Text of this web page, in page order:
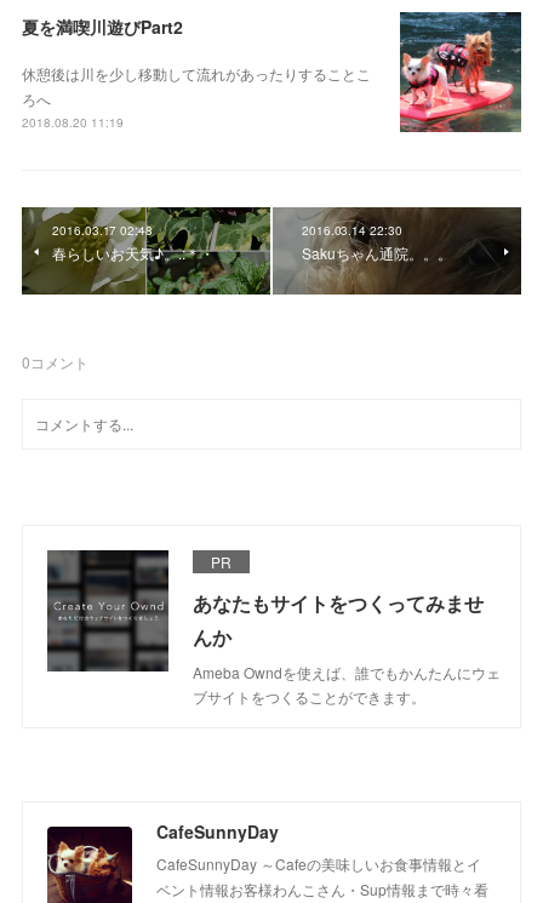
夏を満喫川遊びPart2
休憩後は川を少し移動して流れがあったりすることこ
ろへ
2018.08.20 11:19
2016.03.17 02:48
春らしいお天気♪。.:＊・゜
2016.03.14 22:30
Sakuちゃん通院。。。
0コメント
PR
あなたもサイトをつくってみませ
んか
Ameba Owndを使えば、誰でもかんたんにウェ
ブサイトをつくることができます。
CafeSunnyDay
CafeSunnyDay ～Cafeの美味しいお食事情報とイ
ベント情報お客様わんこさん・Sup情報まで時々看